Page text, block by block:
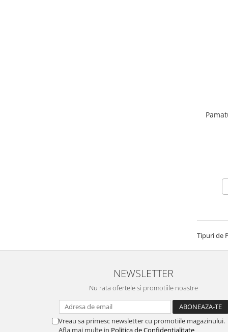
Tipuri de
NEWSLETTER
Nu rata ofertele si promotiile noastre
Vreau sa primesc newsletter cu promotiile magazinului.
Afla mai multe in Politica de Confidentialitate